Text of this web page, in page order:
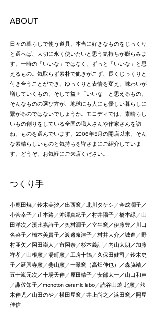
ABOUT
日々の暮らしで使う道具。本当に好きなものをじっくり
と選べば、大切に永く使いたいと思う気持ちが膨らみま
す。一時の「いいな」ではなく、ずっと「いいな」と思
えるもの。気取らず素朴で飽きがこず、長くじっくりと
付き合うことができ、ゆっくりと表情を変え、味わいが
増していくもの。そして益々「いいな」と思えるもの。
そんなものの選び方が、地球にも人にも優しい暮らしに
繋がるのではないでしょうか。モコディでは、素晴らし
いもの創りをしている全国の職人さんや作家さんを訪
ね、ものを選んでいます。2006年5月の開店以来、そん
な素晴らしいものと気持ちを皆さまにご紹介していま
す。どうぞ、お気軽にご来店ください。
つくり手
小鹿田焼／鈴木美汐／出西窯／北川タケシ／金成潤子／
小菅幸子／辻本路／沖澤真紀子／村井陽子／橋本緑／山
田洋次／濱比嘉詩子／奥村潤子／室生窯／伊藤豊／川口
名菜子／橋本美貴子／渡邉奈津子／村井大介／城進／野
村亜矢／岡田崇人／市岡泰／杉本義訓／内山太朗／加藤
祥孝／山根窯／湯町窯／工房十鶴／久保田健司／鈴木史
子／延興寺窯／斐山窯／一翠窯（高畑伸也）／森脇靖／
五十嵐元次／十場天伸／原田晴子／安部太一／山口和声
／諏佐知子／monoton ceramic labo／読谷山焼 北窯／舩
木伸児／山田のや／横田屋窯／井上尚之／浜田窯／照屋
佳信